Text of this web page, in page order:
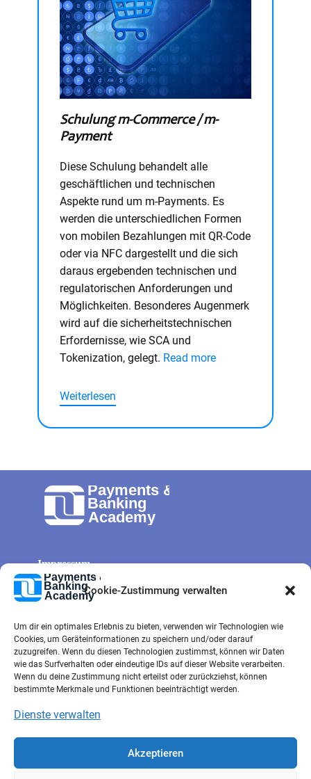
Cookie-Zustimmung verwalten
Um dir ein optimales Erlebnis zu bieten, verwenden wir Technologien wie
Cookies, um Geräteinformationen zu speichern und/oder darauf
zuzugreifen. Wenn du diesen Technologien zustimmst, können wir Daten
wie das Surfverhalten oder eindeutige IDs auf dieser Website verarbeiten.
Wenn du deine Zustimmung nicht erteilst oder zurückziehst, können
bestimmte Merkmale und Funktionen beeinträchtigt werden.
Dienste verwalten
Akzeptieren
Schulung m-Commerce / m-
Payment
Diese Schulung behandelt alle
geschäftlichen und technischen
Aspekte rund um m-Payments. Es
werden die unterschiedlichen Formen
von mobilen Bezahlungen mit QR-Code
oder via NFC dargestellt und die sich
daraus ergebenden technischen und
regulatorischen Anforderungen und
Möglichkeiten. Besonderes Augenmerk
wird auf die sicherheitstechnischen
Erfordernisse, wie SCA und
Tokenization, gelegt. Read more
Weiterlesen
Impressum
Allg. Geschäftsbedingungen
Cookie-Richtlinie
Datenschutz
Kontaktformular
e-mail